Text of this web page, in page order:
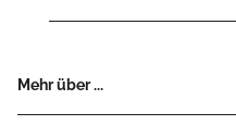
Mehr über ...